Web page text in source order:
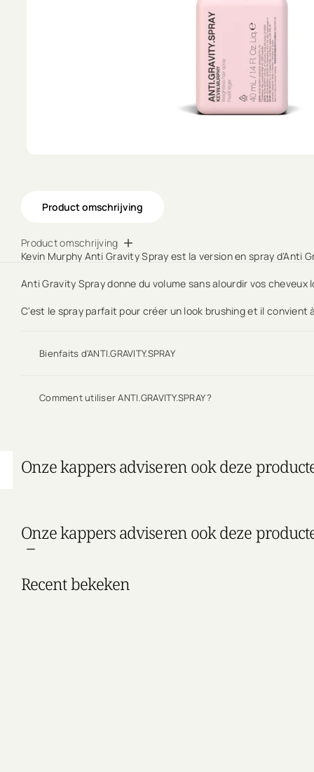
Product omschrijving
Product omschrijving
Kevin Murphy Anti Gravity Spray est la version en spray d'Anti
Anti Gravity Spray donne du volume sans alourdir vos
C'est le spray parfait pour créer un look brushing et il convient
Bienfaits d'ANTI.GRAVITY.SPRAY
Comment utiliser ANTI.GRAVITY.SPRAY ?
Onze kappers adviseren ook deze
Onze kappers adviseren ook deze
Recent bekeken